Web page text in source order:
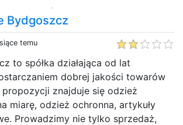
Bydgoszcz
temu
to spółka działająca od lat
dobrej jakości towarów
propozycji znajduje się odzież
miarę, odzież ochronna, artykuły
Prowadzimy nie tylko sprzedaż,